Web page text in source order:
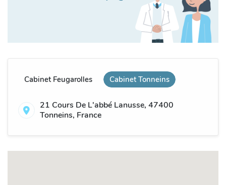
Cabinet Feugarolles Cabinet Tonneins
21 Cours De L'abbé Lanusse, 47400
Tonneins, France